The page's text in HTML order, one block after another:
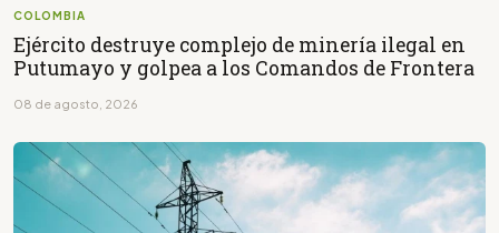
COLOMBIA
Ejército destruye complejo de minería ilegal en
Putumayo y golpea a los Comandos de Frontera
08 de agosto, 2026